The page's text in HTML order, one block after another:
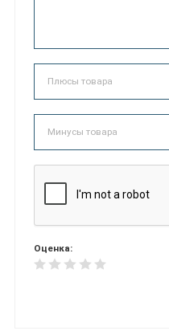
Оценка: